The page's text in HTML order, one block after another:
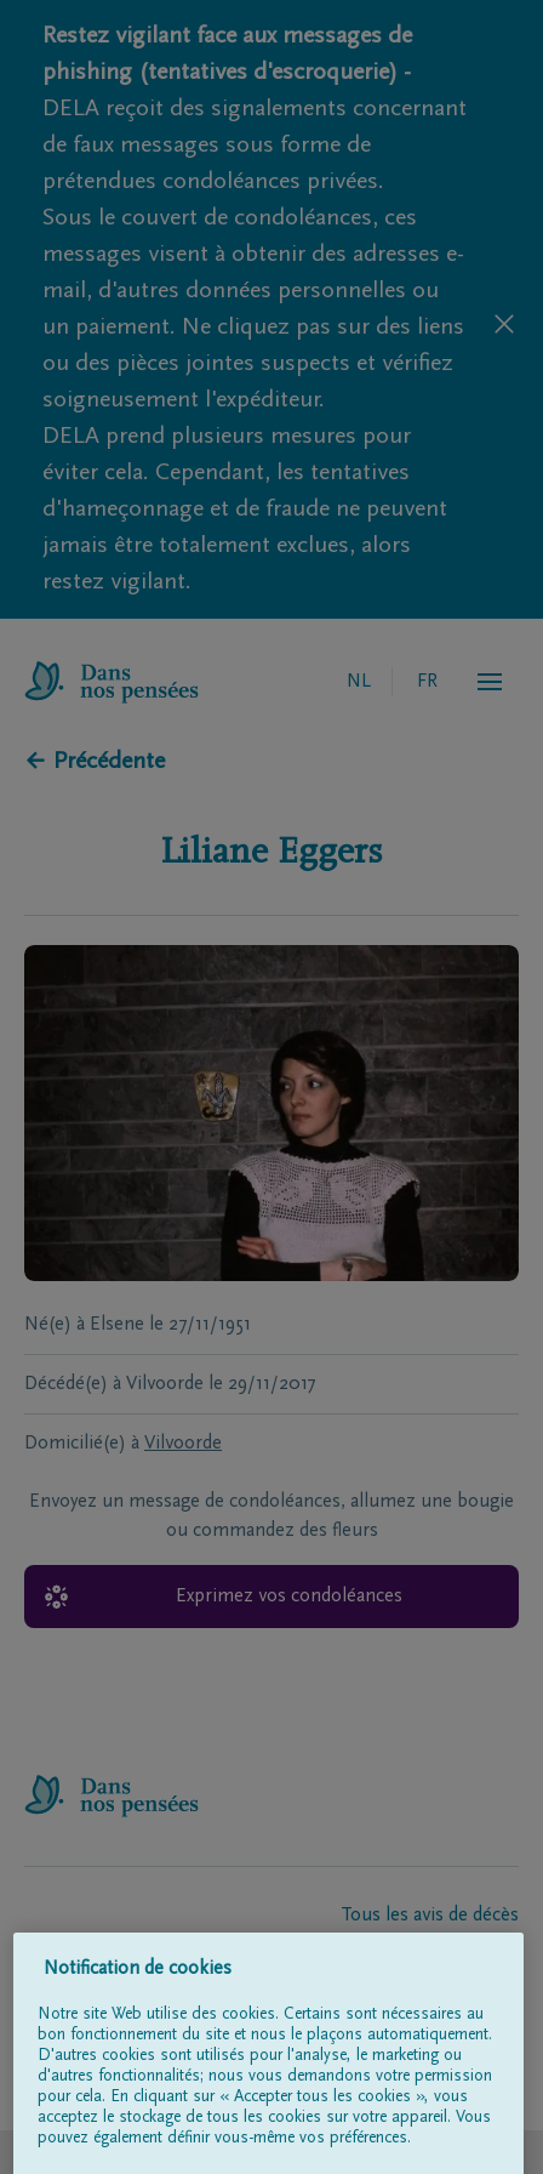
Restez vigilant face aux messages de
phishing (tentatives d'escroquerie) -
DELA reçoit des signalements concernant
de faux messages sous forme de
prétendues condoléances privées.
Sous le couvert de condoléances, ces
messages visent à obtenir des adresses e-
mail, d'autres données personnelles ou
un paiement. Ne cliquez pas sur des liens
ou des pièces jointes suspects et vérifiez
soigneusement l'expéditeur.
DELA prend plusieurs mesures pour
éviter cela. Cependant, les tentatives
d'hameçonnage et de fraude ne peuvent
jamais être totalement exclues, alors
restez vigilant.
NL FR
← Précédente
Liliane Eggers
Né(e) à Elsene le 27/11/1951
Décédé(e) à Vilvoorde le 29/11/2017
Domicilié(e) à Vilvoorde
Envoyez un message de condoléances, allumez une bougie
ou commandez des fleurs
Exprimez vos condoléances
Tous les avis de décès
Entrepreneur de pompes funèbres
Suivez-nous sur
Notification de cookies
Notre site Web utilise des cookies. Certains sont nécessaires au
bon fonctionnement du site et nous le plaçons automatiquement.
D'autres cookies sont utilisés pour l'analyse, le marketing ou
d'autres fonctionnalités; nous vous demandons votre permission
pour cela. En cliquant sur « Accepter tous les cookies », vous
acceptez le stockage de tous les cookies sur votre appareil. Vous
pouvez également définir vous-même vos préférences.